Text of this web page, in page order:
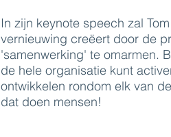
In zijn keynote speech zal
vernieuwing creëert door de
'samenwerking' te omarmen.
de hele organisatie kunt
ontwikkelen rondom elk van
dat doen mensen!